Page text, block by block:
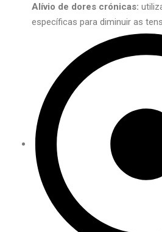
Alívio de dores crónicas:
específicas para diminuir as